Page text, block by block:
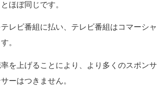
ほぼ同じです。
レビ番組に払い、テレビ番組はコマーシ
。
を上げることにより、より多くのスポン
ーはつきません。